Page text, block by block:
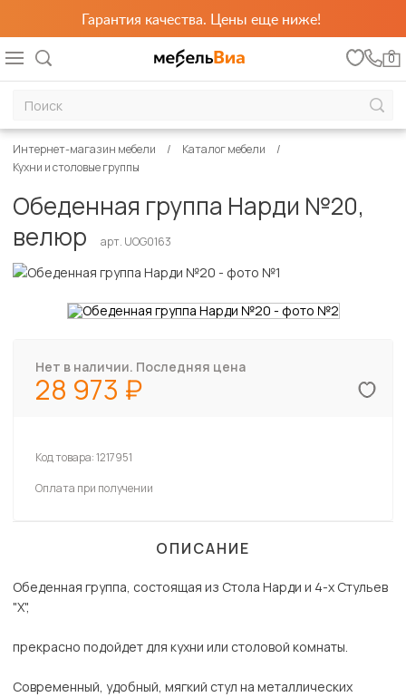
Гарантия качества. Цены еще ниже!
0
Интернет-магазин мебели
Каталог мебели
Кухни и столовые группы
Обеденная группа Нарди №20,
велюр
арт. UOG0163
Нет в наличии. Последняя цена
28 973
Код товара:1217951
Оплата при получении
ОПИСАНИЕ
Обеденная группа, состоящая из Стола Нарди и 4-х Стульев
"Х",
прекрасно подойдет для кухни или столовой комнаты.
Современный, удобный, мягкий стул на металлических